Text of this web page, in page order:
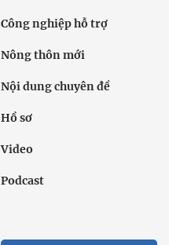
Công nghiệp hỗ trợ
Nông thôn mới
Nội dung chuyên đề
Hồ sơ
Video
Podcast